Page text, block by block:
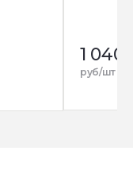
1 040
руб/шт